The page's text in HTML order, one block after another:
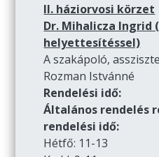
II. háziorvosi körzet
Dr. Mihalicza Ingrid
helyettesítéssel)
A szakápoló,
Rozman Istvánné
Rendelési idő:
Általános rendelés
rendelési idő:
Hétfő: 11-13